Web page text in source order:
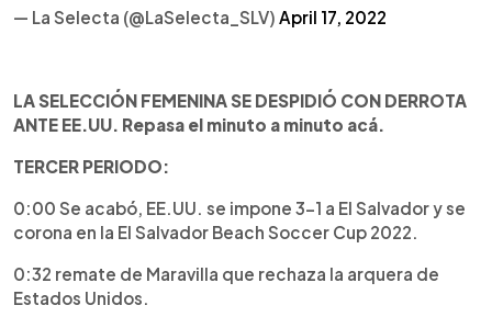
— La Selecta (@LaSelecta_SLV) April 17, 2022
LA SELECCIÓN FEMENINA SE DESPIDIÓ CON DERROTA
ANTE EE.UU. Repasa el minuto a minuto acá.
TERCER PERIODO:
0:00 Se acabó, EE.UU. se impone 3-1 a El Salvador y se
corona en la El Salvador Beach Soccer Cup 2022.
0:32 remate de Maravilla que rechaza la arquera de
Estados Unidos.